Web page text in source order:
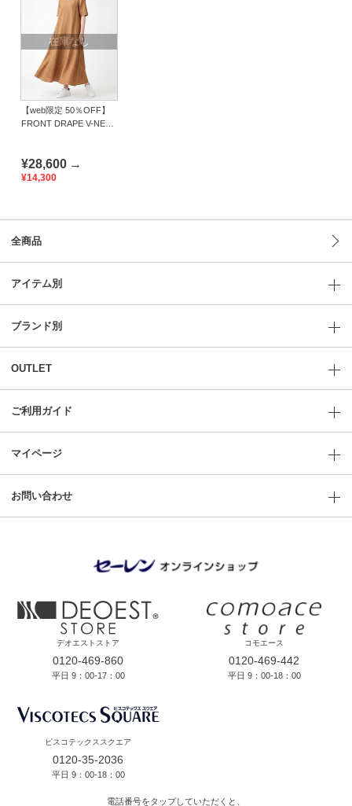
在庫なし
【web限定 50％OFF】
FRONT DRAPE V-NECK
¥28,600 →
¥14,300
全商品
アイテム別
ブランド別
OUTLET
ご利用ガイド
マイページ
お問い合わせ
デオエストストア
0120-469-860
平日 9：00-17：00
コモエース
0120-469-442
平日 9：00-18：00
ビスコテックススクエア
0120-35-2036
平日 9：00-18：00
電話番号をタップしていただくと、